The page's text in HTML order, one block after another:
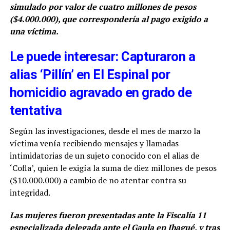
simulado por valor de cuatro millones de pesos
($4.000.000), que correspondería al pago exigido a
una víctima.
Le puede interesar: Capturaron a
alias ‘Pillín’ en El Espinal por
homicidio agravado en grado de
tentativa
Según las investigaciones, desde el mes de marzo la
víctima venía recibiendo mensajes y llamadas
intimidatorias de un sujeto conocido con el alias de
‘Cofla’, quien le exigía la suma de diez millones de pesos
($10.000.000) a cambio de no atentar contra su
integridad.
Las mujeres fueron presentadas ante la Fiscalía 11
especializada delegada ante el Gaula en Ibagué, y tras